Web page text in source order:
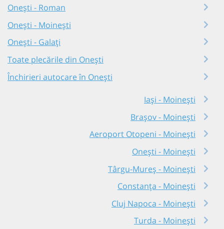
Onești - Roman
Onești - Moinești
Onești - Galați
Toate plecările din Onești
Închirieri autocare în Onești
Iași - Moinești
Brașov - Moinești
Aeroport Otopeni - Moinești
Onești - Moinești
Târgu-Mureș - Moinești
Constanța - Moinești
Cluj Napoca - Moinești
Turda - Moinești